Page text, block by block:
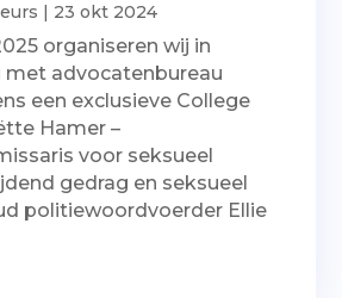
23 okt 2024
organiseren wij in
met advocatenbureau
een exclusieve College
Hamer –
voor seksueel
gedrag en seksueel
politiewoordvoerder Ellie